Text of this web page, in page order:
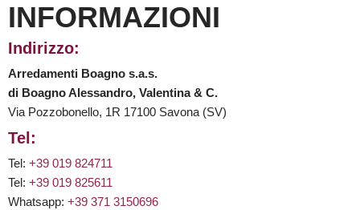
INFORMAZIONI
Indirizzo:
Arredamenti Boagno s.a.s.
di Boagno Alessandro, Valentina & C.
Via Pozzobonello, 1R 17100 Savona (SV)
Tel:
Tel: +39 019 824711
Tel: +39 019 825611
Whatsapp: +39 371 3150696